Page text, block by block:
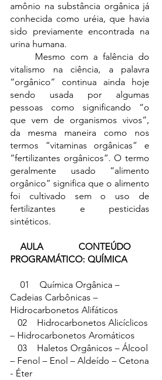
amônio na substância orgânica já
conhecida como uréia, que havia
sido previamente encontrada na
urina humana.
Mesmo com a falência do
vitalismo na ciência, a palavra
“orgânico” continua ainda hoje
sendo usada por algumas
pessoas como significando “o
que vem de organismos vivos”,
da mesma maneira como nos
termos “vitaminas orgânicas” e
“fertilizantes orgânicos”. O termo
geralmente usado “alimento
orgânico” significa que o alimento
foi cultivado sem o uso de
fertilizantes e pesticidas
sintéticos.
AULA CONTEÚDO
PROGRAMÁTICO: QUÍMICA
01 Química Orgânica –
Cadeias Carbônicas –
Hidrocarbonetos Alifáticos
02 Hidrocarbonetos Alicíclicos
– Hidrocarbonetos Aromáticos
03 Haletos Orgânicos – Álcool
– Fenol – Enol – Aldeído – Cetona
- Éter